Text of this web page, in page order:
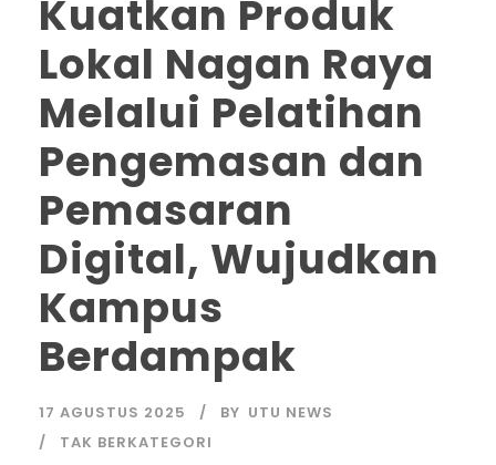
Kuatkan Produk
Lokal Nagan Raya
Melalui Pelatihan
Pengemasan dan
Pemasaran
Digital, Wujudkan
Kampus
Berdampak
17 AGUSTUS 2025 BY UTU NEWS
TAK BERKATEGORI